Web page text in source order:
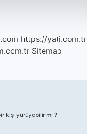
https://yati.com.tr
Sitemap
kişi yürüyebilir mi ?